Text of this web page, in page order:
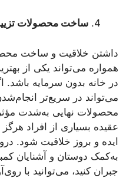
ساخت محصولات
داشتن خلاقیت و ساخت
همواره می‌تواند یکی از
در خانه بدون سرمایه باشد.
می‌تواند در سریع‌تر
محصولات نهایی به‌شدت
عقیده بسیاری از افراد
ایده و بروز خلاقیت شود.
به‌کمک دوستان و آشنایان
جبران کنید، می‌توانید با